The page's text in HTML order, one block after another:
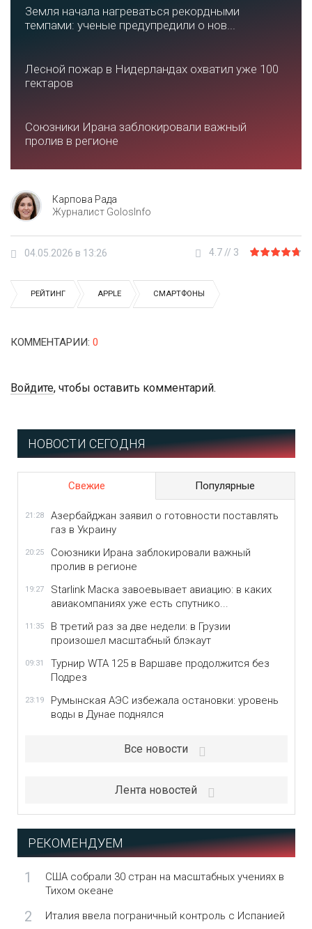
Земля начала нагреваться рекордными
темпами: ученые предупредили о нов...
Лесной пожар в Нидерландах охватил уже 100
гектаров
Союзники Ирана заблокировали важный
пролив в регионе
Карпова Рада
Журналист GolosInfo
04.05.2026 в 13:26 4.7 // 3
РЕЙТИНГ APPLE СМАРТФОНЫ
КОММЕНТАРИИ: 0
Войдите, чтобы оставить комментарий.
НОВОСТИ СЕГОДНЯ
Свежие Популярные
21:28
Азербайджан заявил о готовности поставлять
газ в Украину
20:25
Союзники Ирана заблокировали важный
пролив в регионе
19:27
Starlink Маска завоевывает авиацию: в каких
авиакомпаниях уже есть спутнико...
11:35
В третий раз за две недели: в Грузии
произошел масштабный блэкаут
09:31
Турнир WTA 125 в Варшаве продолжится без
Подрез
23:19
Румынская АЭС избежала остановки: уровень
воды в Дунае поднялся
Все новости
Лента новостей
РЕКОМЕНДУЕМ
1
США собрали 30 стран на масштабных учениях в
Тихом океане
2 Италия ввела пограничный контроль с Испанией